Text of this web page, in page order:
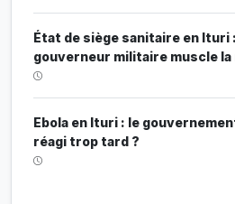
État de siège sanitaire en Ituri
gouverneur militaire muscle
Ebola en Ituri : le
réagi trop tard ?